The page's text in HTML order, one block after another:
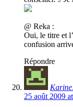
@ Reka :
Oui, le titre et
confusion
Répondre
25 août 2009